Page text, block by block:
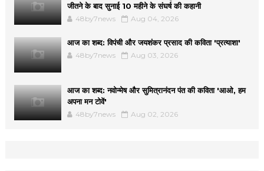
जीतने के बाद सुनाई 10 महीने के संघर्ष की कहानी
48by7news Aug 04, 2026
आज का शब्द: विपंची और जयशंकर प्रसाद की कविता 'प्रत्याशा'
48by7news Aug 03, 2026
आज का शब्द: नवोन्मेष और सुमित्रानंदन पंत की कविता 'आओ, हम
अपना मन टोवें'
48by7news Aug 02, 2026